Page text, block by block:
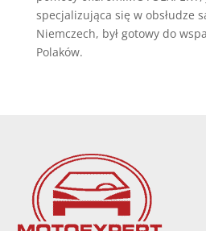
specjalizująca się w obsłudze
Niemczech, był gotowy do
Polaków.